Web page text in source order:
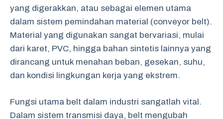
yang digerakkan, atau sebagai elemen utama
dalam sistem pemindahan material (conveyor belt).
Material yang digunakan sangat bervariasi, mulai
dari karet, PVC, hingga bahan sintetis lainnya yang
dirancang untuk menahan beban, gesekan, suhu,
dan kondisi lingkungan kerja yang ekstrem.
Fungsi utama belt dalam industri sangatlah vital.
Dalam sistem transmisi daya, belt mengubah